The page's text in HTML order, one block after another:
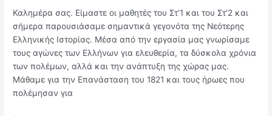
Καλημέρα σας. Είμαστε οι μαθητές του Στ’1 και του Στ’2 και
σήμερα παρουσιάσαμε σημαντικά γεγονότα της Νεότερης
Ελληνικής Ιστορίας. Μέσα από την εργασία μας γνωρίσαμε
τους αγώνες των Ελλήνων για ελευθερία, τα δύσκολα χρόνια
των πολέμων, αλλά και την ανάπτυξη της χώρας μας.
Μάθαμε για την Επανάσταση του 1821 και τους ήρωες που
πολέμησαν για